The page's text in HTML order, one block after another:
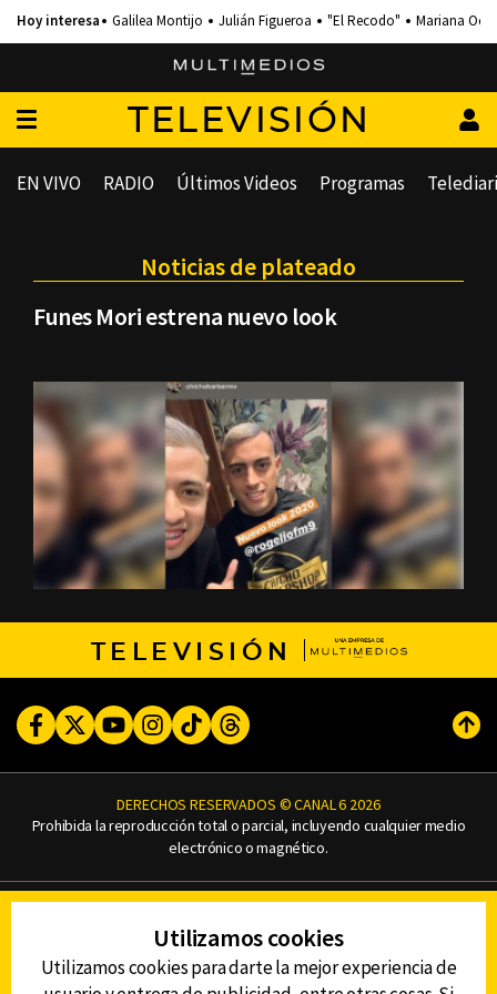
Galilea Montijo Julián Figueroa "El Recodo" Mariana
TELEVISIÓN
EN VIVO RADIO Últimos Videos Programas
Noticias de plateado
Funes Mori estrena nuevo look
TELEVISIÓN
FacebookTwitterYoutubeInstagram
TikTokThreads
DERECHOS RESERVADOS © CANAL 6 2026
Prohibida la reproducción total o parcial, incluyendo cualquier medio
electrónico o magnético.
AVISO DE PRIVACIDAD
DEFENSORÍA DE LAS AUDIENCIAS
Utilizamos cookies
Utilizamos cookies para darte la mejor experiencia de